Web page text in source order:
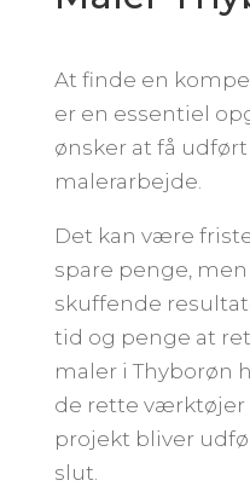
At finde en
er en essentiel
ønsker at få
malerarbejde.
Det kan være
spare penge,
skuffende
tid og penge at
maler i Thyborøn
de rette værktøjer
projekt bliver
slut.